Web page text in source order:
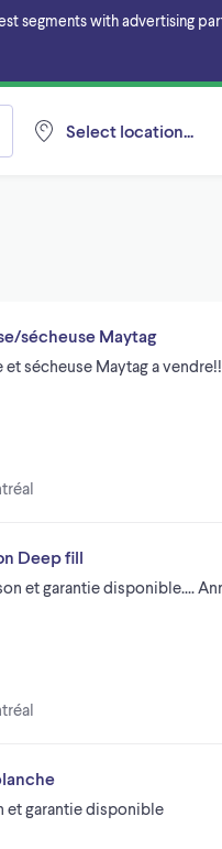
segments with advertising
Select location...
sécheuse Maytag
et sécheuse Maytag a
Deep fill
et garantie disponible....
et garantie disponible